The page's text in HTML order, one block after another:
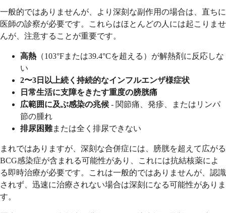
一般的ではありませんが、より深刻な副作用の場合は、直ちに
医師の診察が必要です。これらはほとんどの人には起こりませ
んが、注意することが重要です。
高熱 （103°Fまたは39.4°Cを超える）が解熱剤に反応しな
い
2〜3日以上続く持続的なインフルエンザ様症状
日常生活に支障をきたす重度の膀胱痛
広範囲に及ぶ感染の兆候 - 関節痛、発疹、またはリンパ
節の腫れ
排尿困難または全く排尿できない
まれではありますが、深刻な合併症には、膀胱を超えて広がる
BCG感染症が含まれる可能性があり、これには抗結核薬によ
る即時治療が必要です。これは一般的ではありませんが、認識
されず、迅速に治療されない場合は深刻になる可能性がありま
す。